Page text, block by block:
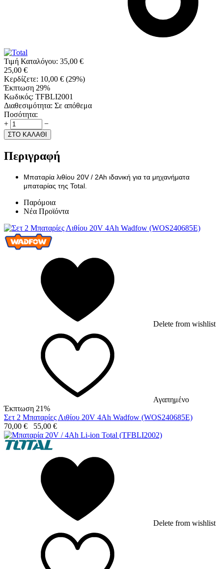
Τιμή Καταλόγου: 35,00 €
25,00 €
Κερδίζετε: 10,00 € (29%)
Έκπτωση 29%
Κωδικός: TFBLI2001
Διαθεσιμότητα: Σε απόθεμα
Ποσότητα:
+
−
ΣΤΟ ΚΑΛΑΘΙ
Περιγραφή
Μπαταρία λιθίου 20V / 2Ah ιδανική για τα μηχανήματα
μπαταρίας της Total.
Παρόμοια
Νέα Προϊόντα
Delete from wishlist
Αγαπημένο
Έκπτωση 21%
Σετ 2 Μπαταρίες Λιθίου 20V 4Ah Wadfow (WOS240685E)
70,00 € 55,00 €
Delete from wishlist